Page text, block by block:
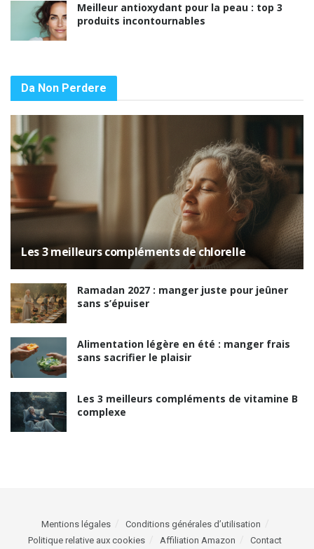
Meilleur antioxydant pour la peau : top 3
produits incontournables
Da Non Perdere
Les 3 meilleurs compléments de chlorelle
Ramadan 2027 : manger juste pour jeûner
sans s’épuiser
Alimentation légère en été : manger frais
sans sacrifier le plaisir
Les 3 meilleurs compléments de vitamine B
complexe
Mentions légales
Conditions générales d’utilisation
Politique relative aux cookies
Affiliation Amazon Contact